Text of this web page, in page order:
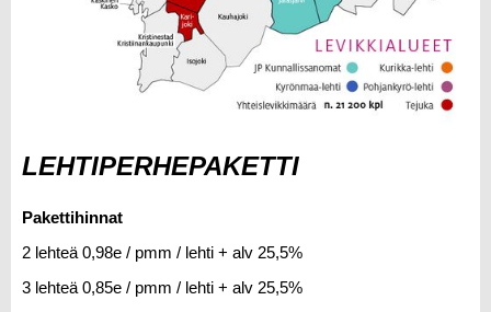
LEHTIPERHEPAKETTI
Pakettihinnat
2 lehteä 0,98e / pmm / lehti + alv 25,5%
3 lehteä 0,85e / pmm / lehti + alv 25,5%